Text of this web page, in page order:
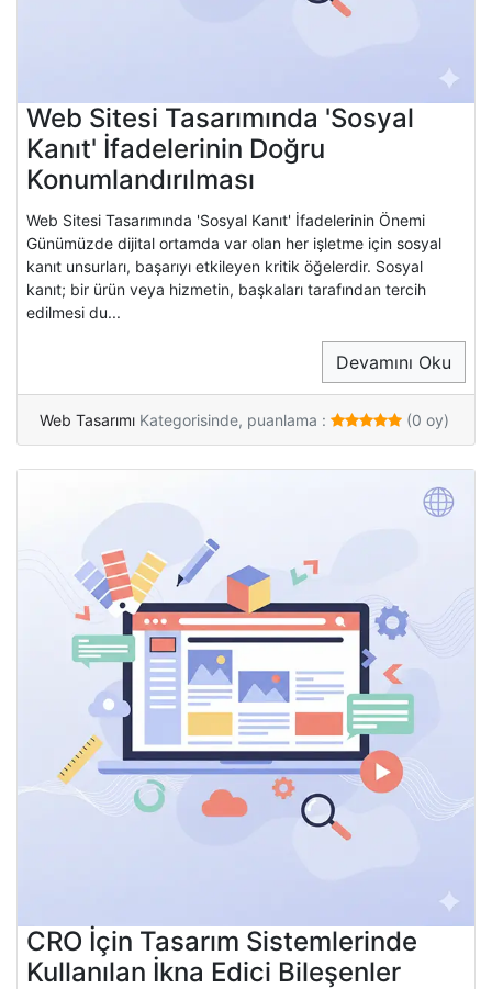
Web Sitesi Tasarımında 'Sosyal
Kanıt' İfadelerinin Doğru
Konumlandırılması
Web Sitesi Tasarımında 'Sosyal Kanıt' İfadelerinin Önemi
Günümüzde dijital ortamda var olan her işletme için sosyal
kanıt unsurları, başarıyı etkileyen kritik öğelerdir. Sosyal
kanıt; bir ürün veya hizmetin, başkaları tarafından tercih
edilmesi du...
Devamını Oku
Web Tasarımı Kategorisinde, puanlama : (0 oy)
CRO İçin Tasarım Sistemlerinde
Kullanılan İkna Edici Bileşenler